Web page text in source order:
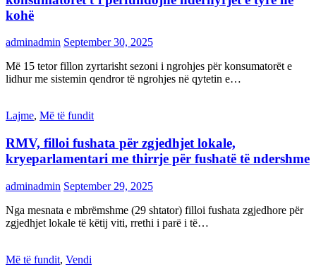
kohë
adminadmin September 30, 2025
Më 15 tetor fillon zyrtarisht sezoni i ngrohjes për konsumatorët e
lidhur me sistemin qendror të ngrohjes në qytetin e…
Lajme, Më të fundit
RMV, filloi fushata për zgjedhjet lokale,
kryeparlamentari me thirrje për fushatë të ndershme
adminadmin September 29, 2025
Nga mesnata e mbrëmshme (29 shtator) filloi fushata zgjedhore për
zgjedhjet lokale të këtij viti, rrethi i parë i të…
Më të fundit, Vendi